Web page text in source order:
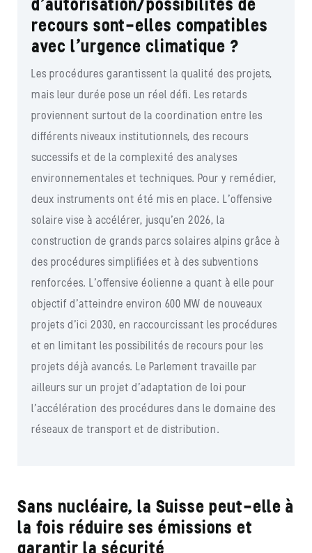
d’autorisation/possibilités de
recours sont-elles compatibles
avec l’urgence climatique ?
Les procédures garantissent la qualité des projets,
mais leur durée pose un réel défi. Les retards
proviennent surtout de la coordination entre les
différents niveaux institutionnels, des recours
successifs et de la complexité des analyses
environnementales et techniques. Pour y remédier,
deux instruments ont été mis en place. L’offensive
solaire vise à accélérer, jusqu’en 2026, la
construction de grands parcs solaires alpins grâce à
des procédures simplifiées et à des subventions
renforcées. L’offensive éolienne a quant à elle pour
objectif d’atteindre environ 600 MW de nouveaux
projets d’ici 2030, en raccourcissant les procédures
et en limitant les possibilités de recours pour les
projets déjà avancés. Le Parlement travaille par
ailleurs sur un projet d’adaptation de loi pour
l’accélération des procédures dans le domaine des
réseaux de transport et de distribution.
Sans nucléaire, la Suisse peut-elle à
la fois réduire ses émissions et